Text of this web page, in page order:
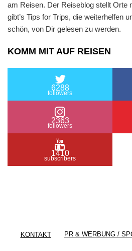
am Reisen. Der Reiseblog stellt Orte
gibt’s Tips for Trips, die weiterhelfen
schön, von Dir gelesen zu werden.
KOMM MIT AUF REISEN
6288
followers
2363
followers
1410
subscribers
KONTAKT PR & WERBUNG /